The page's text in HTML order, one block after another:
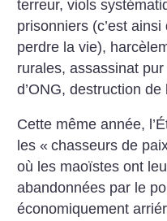
terreur, viols
prisonniers (c’est
perdre la vie),
rurales, assassinat
d’ONG, destruction
Cette même année,
les « chasseurs de
où les maoïstes ont
abandonnées par le
économiquement